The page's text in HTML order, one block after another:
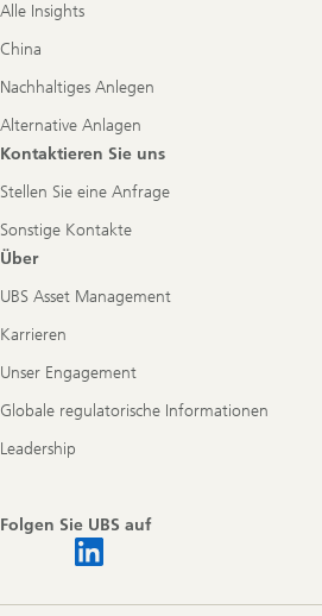
Alle Insights
China
Nachhaltiges Anlegen
Alternative Anlagen
Kontaktieren Sie uns
Stellen Sie eine Anfrage
Sonstige Kontakte
Über
UBS Asset Management
Karrieren
Unser Engagement
Globale regulatorische Informationen
Leadership
Folgen Sie UBS auf